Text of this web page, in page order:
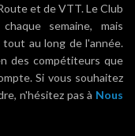
et de VTT. Le Club
semaine, mais
au long de l'année.
des compétiteurs que
Si vous souhaitez
n'hésitez pas à Nous